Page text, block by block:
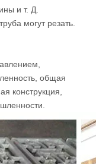
ЧПУ могут
листе,
из